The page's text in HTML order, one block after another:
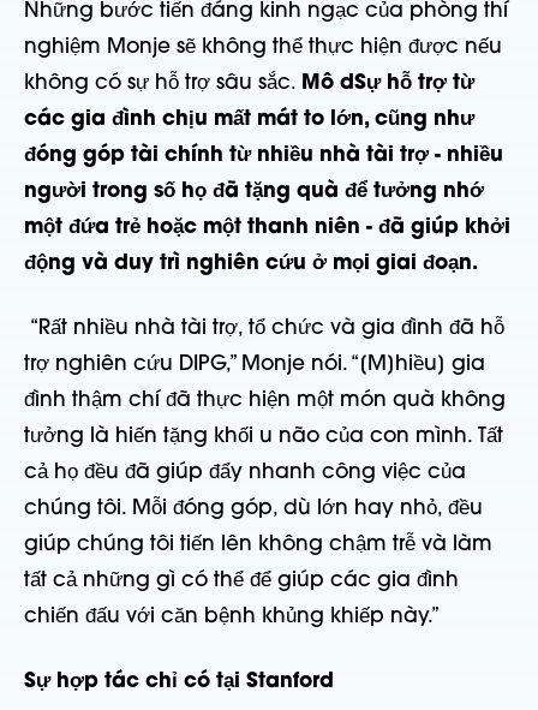
Những bước tiến đáng kinh ngạc của phòng thí
nghiệm Monje sẽ không thể thực hiện được nếu
không có sự hỗ trợ sâu sắc. Mô dSự hỗ trợ từ
các gia đình chịu mất mát to lớn, cũng như
đóng góp tài chính từ nhiều nhà tài trợ - nhiều
người trong số họ đã tặng quà để tưởng nhớ
một đứa trẻ hoặc một thanh niên - đã giúp khởi
động và duy trì nghiên cứu ở mọi giai đoạn.
“Rất nhiều nhà tài trợ, tổ chức và gia đình đã hỗ
trợ nghiên cứu DIPG,” Monje nói. “[M]hiều] gia
đình thậm chí đã thực hiện một món quà không
tưởng là hiến tặng khối u não của con mình. Tất
cả họ đều đã giúp đẩy nhanh công việc của
chúng tôi. Mỗi đóng góp, dù lớn hay nhỏ, đều
giúp chúng tôi tiến lên không chậm trễ và làm
tất cả những gì có thể để giúp các gia đình
chiến đấu với căn bệnh khủng khiếp này.”
Sự hợp tác chỉ có tại Stanford